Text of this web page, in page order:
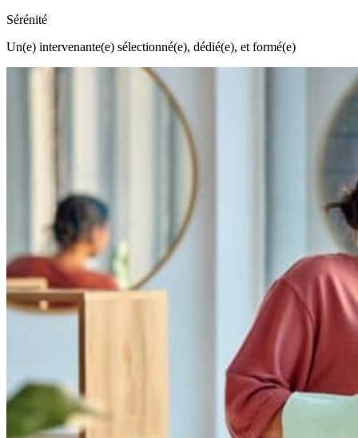
Sérénité
Un(e) intervenante(e) sélectionné(e), dédié(e), et formé(e)